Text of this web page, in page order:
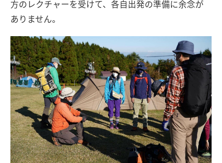
方のレクチャーを受けて、各自出発の準備に余念が
ありません。